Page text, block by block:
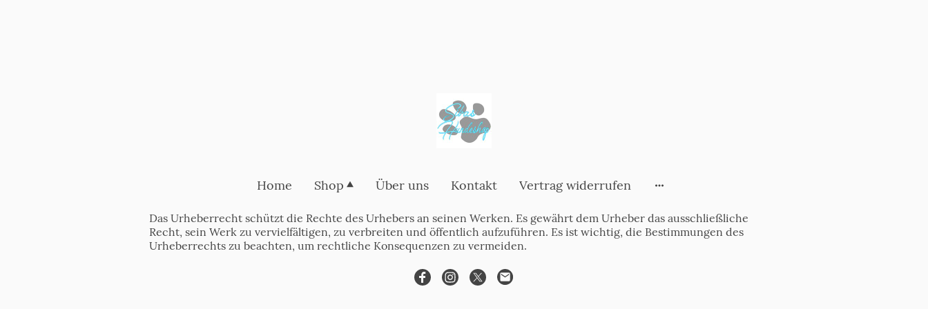
Home Shop Über uns Kontakt Vertrag widerrufen
Das Urheberrecht schützt die Rechte des Urhebers an seinen Werken. Es gewährt dem Urheber das ausschließliche
Recht, sein Werk zu vervielfältigen, zu verbreiten und öffentlich aufzuführen. Es ist wichtig, die Bestimmungen des
Urheberrechts zu beachten, um rechtliche Konsequenzen zu vermeiden.